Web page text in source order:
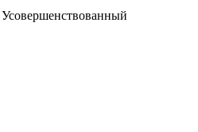
Усовершенствованный